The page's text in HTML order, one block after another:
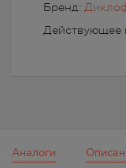
Бренд:
Действующее
Аналоги